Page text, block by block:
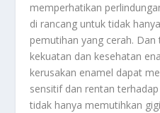
memperhatikan
di rancang untuk tidak
pemutihan yang cerah.
kekuatan dan kesehatan
kerusakan enamel dapat
sensitif dan rentan
tidak hanya memutihkan